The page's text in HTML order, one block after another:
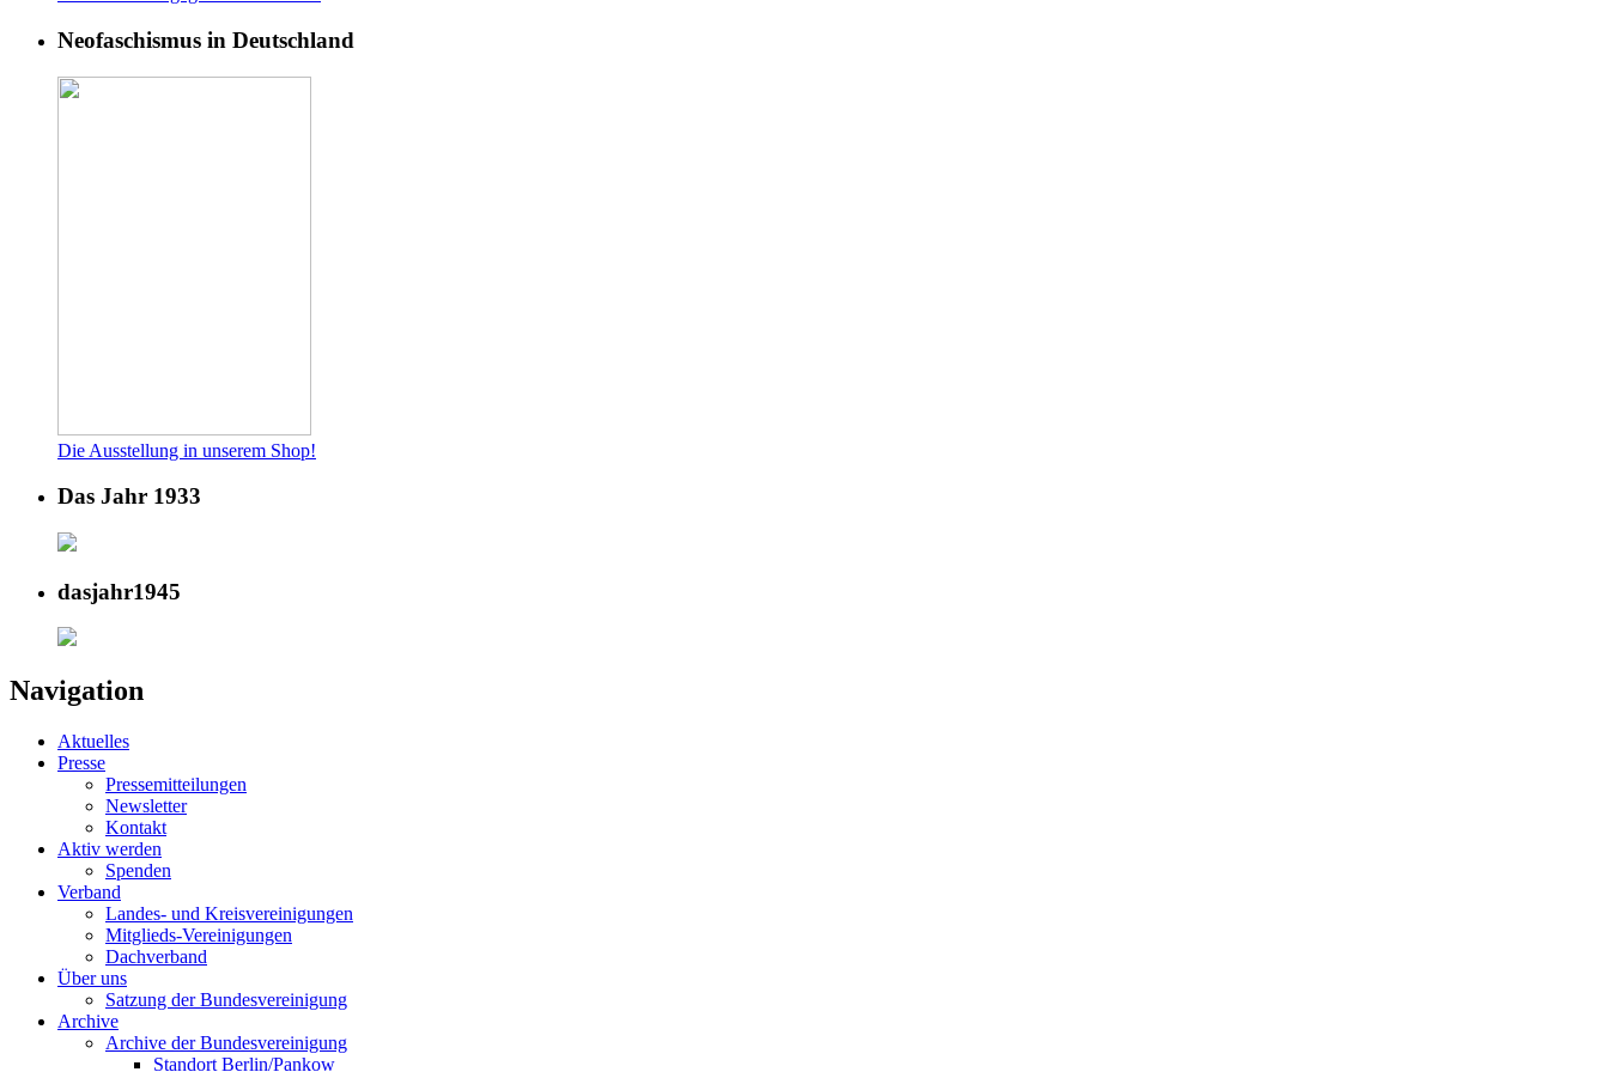
Neofaschismus in Deutschland
Die Ausstellung in unserem Shop!
Das Jahr 1933
dasjahr1945
Navigation
Aktuelles
Presse
Pressemitteilungen
Newsletter
Kontakt
Aktiv werden
Spenden
Verband
Landes- und Kreisvereinigungen
Mitglieds-Vereinigungen
Dachverband
Über uns
Satzung der Bundesvereinigung
Archive
Archive der Bundesvereinigung
Standort Berlin/Pankow